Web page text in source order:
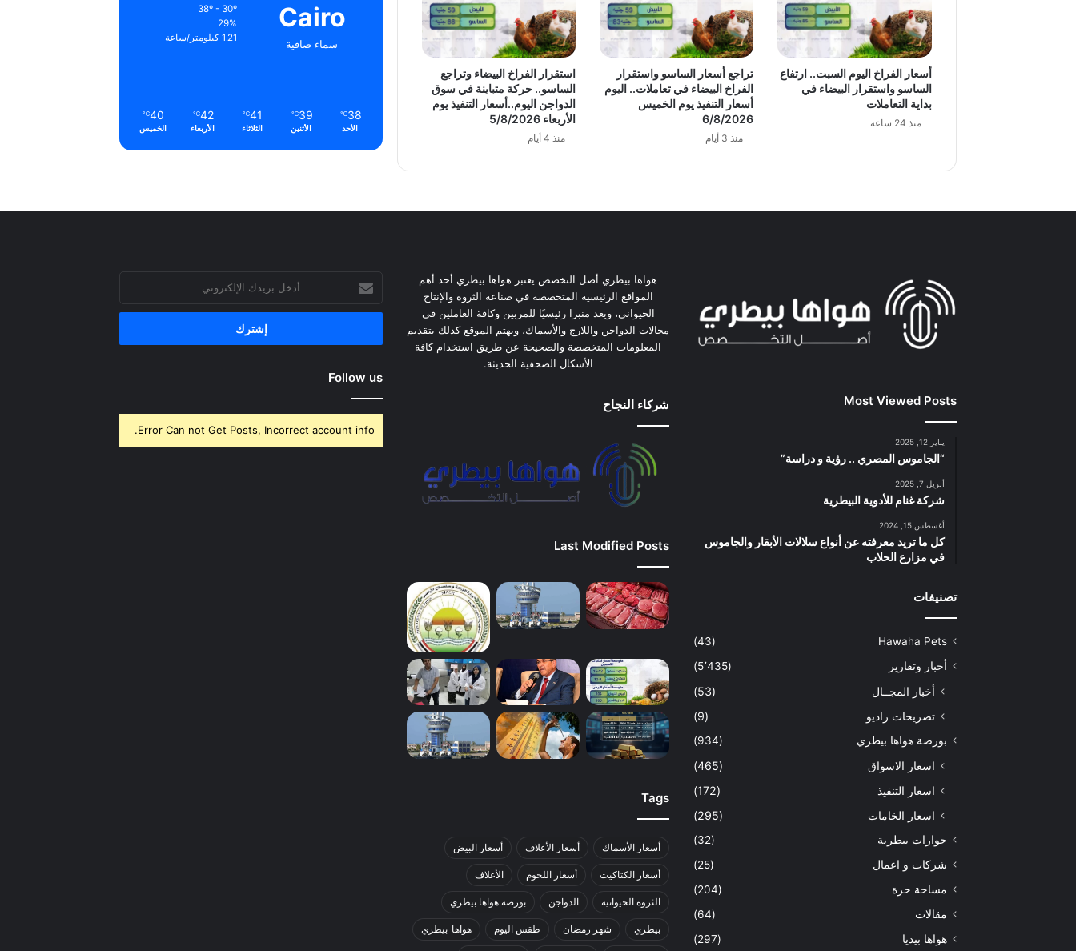
أسعار الفراخ اليوم السبت.. ارتفاع
الساسو واستقرار البيضاء في
بداية التعاملات
منذ 24 ساعة
تراجع أسعار الساسو واستقرار
الفراخ البيضاء في تعاملات.. اليوم
أسعار التنفيذ يوم الخميس
6/8/2026
منذ 3 أيام
استقرار الفراخ البيضاء وتراجع
الساسو.. حركة متباينة في سوق
الدواجن اليوم..أسعار التنفيذ يوم
الأربعاء 5/8/2026
منذ 4 أيام
Cairo
سماء صافية
38º - 30º
29%
1.21 كيلومتر/ساعة
38
℃
الأحد
39
℃
الأثنين
41
℃
الثلاثاء
42
℃
الأربعاء
40
℃
الخميس
Most Viewed Posts
يناير 12, 2025
“الجاموس المصري .. رؤية و دراسة”
أبريل 7, 2025
شركة غنام للأدوية البيطرية
أغسطس 15, 2024
كل ما تريد معرفته عن أنواع سلالات الأبقار والجاموس
في مزارع الحلاب
تصنيفات
Hawaha Pets
(43)
أخبار وتقارير
(5٬435)
أخبار المجــال
(53)
تصريحات راديو
(9)
بورصة هواها بيطري (934)
اسعار الاسواق
(465)
اسعار التنفيذ
(172)
اسعار الخامات
(295)
حوارات بيطرية
(32)
شركات و اعمال
(25)
مساحة حرة
(204)
مقالات
(64)
هواها بيديا
(297)
هواها بيطري أصل التخصص يعتبر هواها بيطري أحد أهم
المواقع الرئيسية المتخصصة في صناعة الثروة والإنتاج
الحيواني، ويعد منبرا رئيسيًا للمربين وكافة العاملين في
مجالات الدواجن واللارج والأسماك، ويهتم الموقع كذلك بتقديم
المعلومات المتخصصة والصحيحة عن طريق استخدام كافة
الأشكال الصحفية الحديثة.
شركاء النجاح
Last Modified Posts
Tags
أسعار الأسماك أسعار الأعلاف أسعار البيض
أسعار الكتاكيت أسعار اللحوم الأعلاف
الثروة الحيوانية الدواجن بورصة هواها بيطري
بيطري شهر رمضان طقس اليوم هواها_بيطري
بريدك
الإلكتروني
Follow us
Error Can not Get Posts, Incorrect account info.